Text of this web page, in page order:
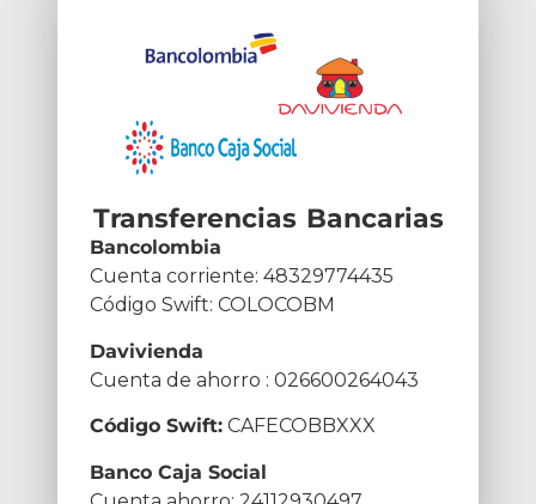
Transferencias Bancarias
Bancolombia
Cuenta corriente: 48329774435
Código Swift: COLOCOBM
Davivienda
Cuenta de ahorro : 026600264043
Código Swift: CAFECOBBXXX
Banco Caja Social